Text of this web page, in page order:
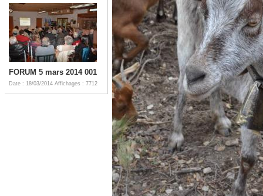
FORUM 5 mars 2014 001
Date : 18/03/2014 Affichages : 7712